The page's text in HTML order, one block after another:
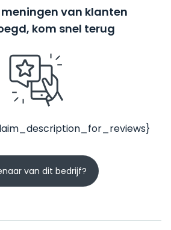
meningen van klanten
kom snel terug
van dit bedrijf?